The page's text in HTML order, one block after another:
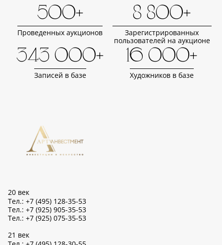
500+
Проведенных аукционов
8 800+
Зарегистрированных
пользователей на аукционе
343 000+
Записей в базе
16 000+
Художников в базе
20 век
Тел.: +7 (495) 128-35-53
Тел.: +7 (925) 905-35-53
Тел.: +7 (925) 075-35-53
21 век